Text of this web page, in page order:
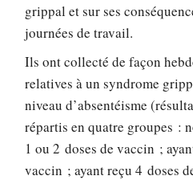
grippal et sur ses
journées de travail.
Ils ont collecté de façon
relatives à un syndrome
niveau d’absentéisme
répartis en quatre groupes :
1 ou 2 doses de vaccin ;
vaccin ; ayant reçu 4 doses